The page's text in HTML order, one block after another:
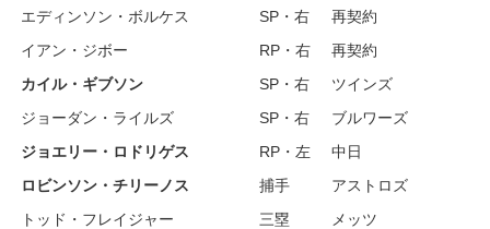
エディンソン・ボルケス
SP・右
再契約
イアン・ジボー
RP・右
再契約
カイル・ギブソン
SP・右
ツインズ
ジョーダン・ライルズ
SP・右
ブルワーズ
ジョエリー・ロドリゲス
RP・左
中日
ロビンソン・チリーノス
捕手
アストロズ
トッド・フレイジャー
三塁
メッツ